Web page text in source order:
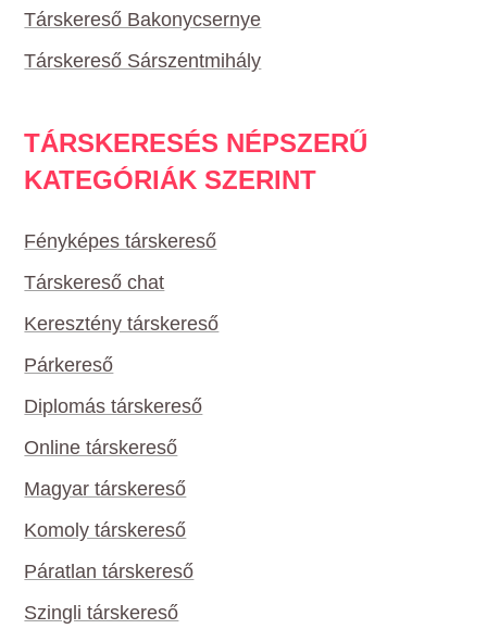
Társkereső Bakonycsernye
Társkereső Sárszentmihály
TÁRSKERESÉS NÉPSZERŰ
KATEGÓRIÁK SZERINT
Fényképes társkereső
Társkereső chat
Keresztény társkereső
Párkereső
Diplomás társkereső
Online társkereső
Magyar társkereső
Komoly társkereső
Páratlan társkereső
Szingli társkereső